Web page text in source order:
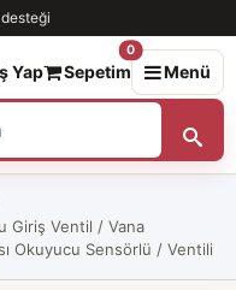
Yap Sepetim
0
Menü
Giriş Ventil / Vana
Okuyucu Sensörlü / Ventili